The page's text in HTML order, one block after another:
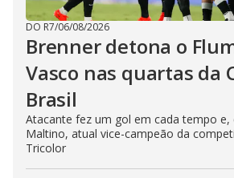
DO R7/06/08/2026
Brenner detona o
Vasco nas quartas da
Brasil
Atacante fez um gol em cada tempo e,
Maltino, atual vice-campeão da
Tricolor